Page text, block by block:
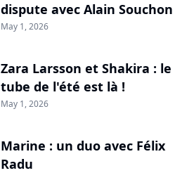
dispute avec Alain Souchon
May 1, 2026
Zara Larsson et Shakira : le
tube de l'été est là !
May 1, 2026
Marine : un duo avec Félix
Radu